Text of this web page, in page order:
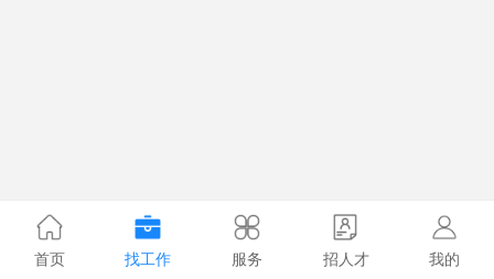
首页 找工作 服务 招人才 我的